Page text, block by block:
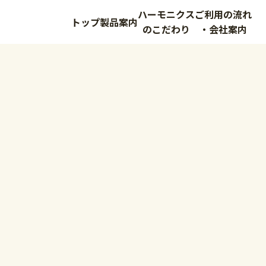
トップ製品案内
ハーモニクス
のこだわり
ご利用の流れ
・会社案内